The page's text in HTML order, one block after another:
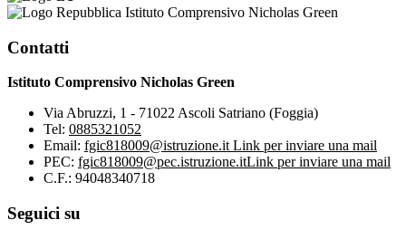
Istituto Comprensivo Nicholas Green
Contatti
Istituto Comprensivo Nicholas Green
Via Abruzzi, 1 - 71022 Ascoli Satriano (Foggia)
Tel: 0885321052
Email: fgic818009@istruzione.itLink per inviare una mail
PEC: fgic818009@pec.istruzione.itLink per inviare una mail
C.F.: 94048340718
Seguici su